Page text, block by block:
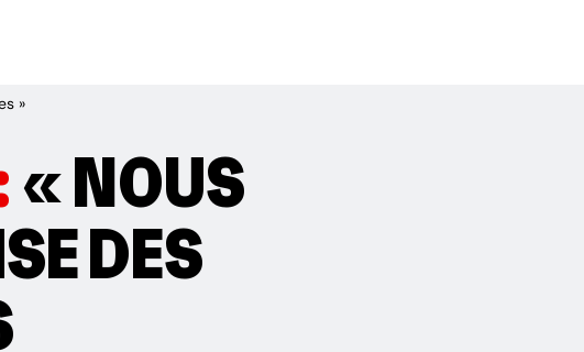
»
« NOUS
DES